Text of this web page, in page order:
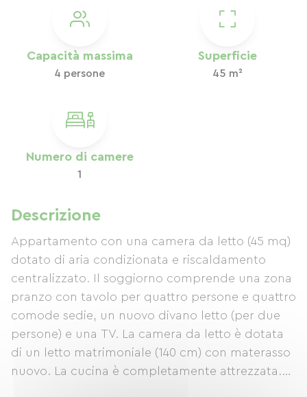
Capacità massima
4 persone
Superficie
45 m²
Numero di camere
1
Descrizione
Appartamento con una camera da letto (45 mq)
dotato di aria condizionata e riscaldamento
centralizzato. Il soggiorno comprende una zona
pranzo con tavolo per quattro persone e quattro
comode sedie, un nuovo divano letto (per due
persone) e una TV. La camera da letto è dotata
di un letto matrimoniale (140 cm) con materasso
nuovo. La cucina è completamente attrezzata.